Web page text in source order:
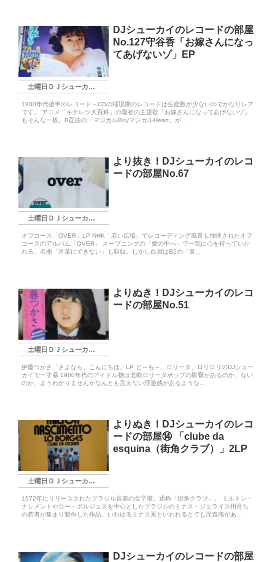
土曜日ＤＪシューカイ枠
DJシューカイのレコードの部屋
No.127守谷香「お嫁さんになっ
てあげないゾ」EP
1980年代後半のレコード～CDの端境期のレコードは生産数が少ないのでかなりレア
です。 アニメ「キテレツ大百科」の最初の主題歌「お嫁さんになってあげないゾ」
もそんな一枚。B面曲の「マジカルBoyマジカルHeart」が...
土曜日ＤＪシューカイ枠
より抜き！DJシューカイのレコ
ードの部屋No.67
オフコース「OVER」LP NHK「若い広場」でレコーディング風景も放映されたオフ
コースのアルバム「OVER」 オープニングの「愛の中へ」で一気に心を持っていか
れる。名曲「言葉にできない」も収録。しかし白眉はB2の「哀...
土曜日ＤＪシューカイ枠
よりぬき！DJシューカイのレコ
ードの部屋No.51
伊藤つかさ「さよなら、こんにちは」LP ど～も～、ロリータ、ロリロリのDJシュー
カイでーす😁 1980年代のアイドル物は北欧ロリータポップの影響があるのか、ない
のか、ようわかりませんがなんとも言えない浮遊感があるような...
土曜日ＤＪシューカイ枠
よりぬき！DJシューカイのレコ
ードの部屋⑭ 「clube da
esquina（街角クラブ）」2LP
1972年にリリースされたブラジル音楽の金字塔。通称「街角クラブ」。 ミルトン・
ナシメントやロー・ボルジェスを中心としたブラジルのミナス・ジェライス州育ち
の若者が集まり製作した作品。いわゆるミナス系といわれるとても浮遊感があ...
DJシューカイのレコードの部屋